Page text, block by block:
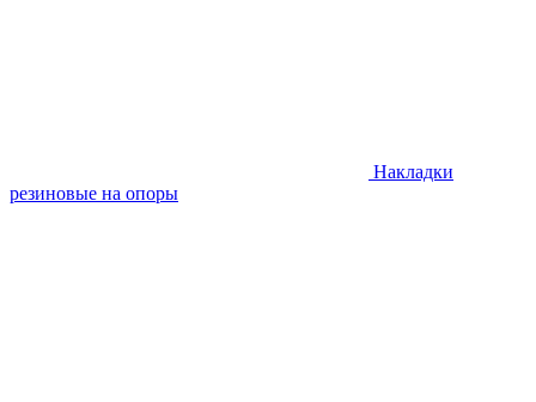
Накладки
резиновые на опоры